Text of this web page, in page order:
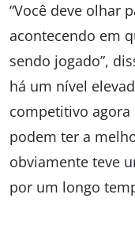
“Você deve olhar
acontecendo em
sendo jogado”,
há um nível
competitivo
podem ter a
obviamente teve
por um longo